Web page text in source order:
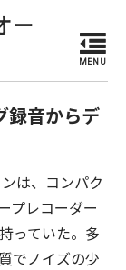
ー
MENU
録音からデ
は、コンパク
プレコーダー
っていた。多
でノイズの少